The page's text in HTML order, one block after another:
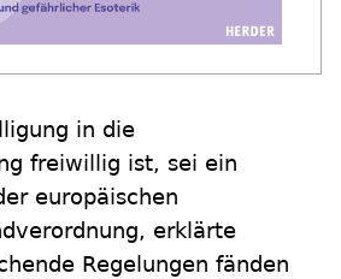
in die
freiwillig ist, sei ein
europäischen
erklärte
Regelungen fänden